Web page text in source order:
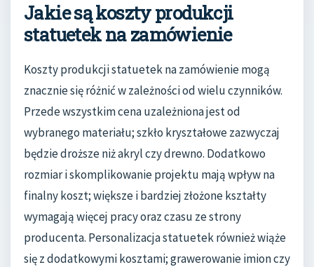
Jakie są koszty produkcji
statuetek na zamówienie
Koszty produkcji statuetek na zamówienie mogą
znacznie się różnić w zależności od wielu czynników.
Przede wszystkim cena uzależniona jest od
wybranego materiału; szkło kryształowe zazwyczaj
będzie droższe niż akryl czy drewno. Dodatkowo
rozmiar i skomplikowanie projektu mają wpływ na
finalny koszt; większe i bardziej złożone kształty
wymagają więcej pracy oraz czasu ze strony
producenta. Personalizacja statuetek również wiąże
się z dodatkowymi kosztami; grawerowanie imion czy